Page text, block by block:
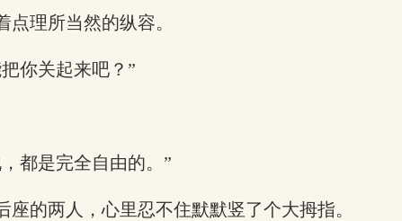
理所当然的纵容。
你关起来吧？”
都是完全自由的。”
的两人，心里忍不住默默竖了个大拇指。